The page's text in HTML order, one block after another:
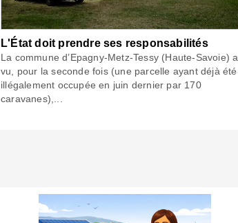
L'État doit prendre ses responsabilités
La commune d’Epagny-Metz-Tessy (Haute-Savoie) a
vu, pour la seconde fois (une parcelle ayant déjà été
illégalement occupée en juin dernier par 170
caravanes),...